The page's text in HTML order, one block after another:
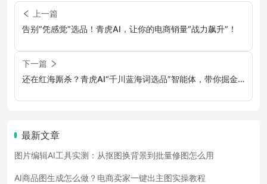
上一篇
告别“凭感觉”选品！青虎AI，让你的电商销量“战力飙升”！
下一篇
还在红海厮杀？青虎AI“千川蓝海词选品”智能体，带你掘金
最新文章
图片编辑AI工具实测：从抠图换背景到批量修图怎么用
AI商品图生成怎么做？电商卖家一键出主图实操教程